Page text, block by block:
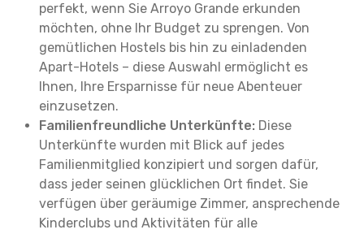
perfekt, wenn Sie Arroyo Grande erkunden
möchten, ohne Ihr Budget zu sprengen. Von
gemütlichen Hostels bis hin zu einladenden
Apart-Hotels – diese Auswahl ermöglicht es
Ihnen, Ihre Ersparnisse für neue Abenteuer
einzusetzen.
Familienfreundliche Unterkünfte: Diese
Unterkünfte wurden mit Blick auf jedes
Familienmitglied konzipiert und sorgen dafür,
dass jeder seinen glücklichen Ort findet. Sie
verfügen über geräumige Zimmer, ansprechende
Kinderclubs und Aktivitäten für alle